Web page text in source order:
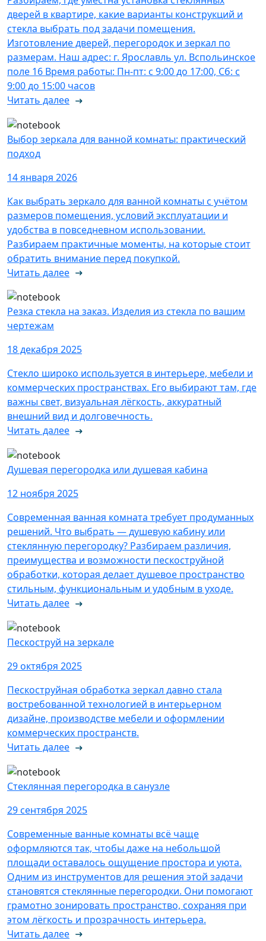
дверей в квартире, какие варианты конструкций и
стекла выбрать под задачи помещения.
Изготовление дверей, перегородок и зеркал по
размерам. Наш адрес: г. Ярославль ул. Вспольинское
поле 16 Время работы: Пн-пт: с 9:00 до 17:00, Сб: с
9:00 до 15:00 часов
Читать далее
Выбор зеркала для ванной комнаты: практический
подход
14 января 2026
Как выбрать зеркало для ванной комнаты с учётом
размеров помещения, условий эксплуатации и
удобства в повседневном использовании.
Разбираем практичные моменты, на которые стоит
обратить внимание перед покупкой.
Читать далее
Резка стекла на заказ. Изделия из стекла по вашим
чертежам
18 декабря 2025
Стекло широко используется в интерьере, мебели и
коммерческих пространствах. Его выбирают там, где
важны свет, визуальная лёгкость, аккуратный
внешний вид и долговечность.
Читать далее
Душевая перегородка или душевая кабина
12 ноября 2025
Современная ванная комната требует продуманных
решений. Что выбрать — душевую кабину или
стеклянную перегородку? Разбираем различия,
преимущества и возможности пескоструйной
обработки, которая делает душевое пространство
стильным, функциональным и удобным в уходе.
Читать далее
Пескоструй на зеркале
29 октября 2025
Пескоструйная обработка зеркал давно стала
востребованной технологией в интерьерном
дизайне, производстве мебели и оформлении
коммерческих пространств.
Читать далее
Стеклянная перегородка в санузле
29 сентября 2025
Современные ванные комнаты всё чаще
оформляются так, чтобы даже на небольшой
площади оставалось ощущение простора и уюта.
Одним из инструментов для решения этой задачи
становятся стеклянные перегородки. Они помогают
грамотно зонировать пространство, сохраняя при
этом лёгкость и прозрачность интерьера.
Читать далее